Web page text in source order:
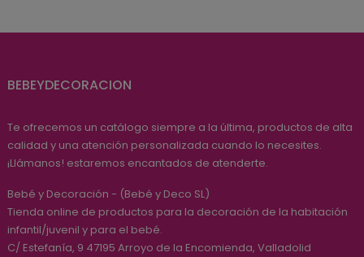
BEBEYDECORACION
Te ofrecemos un catálogo siempre a la última, productos de alta
calidad y una atención personalizada cuando lo necesites.
¡Llámanos! estaremos encantados de atenderte.
Bebé y Decoración - (Bebé y Deco SL)
Tienda online de productos para la decoración de la habitación
infantil/juvenil y para el bebé.
C/ Estefanía, 9 47195 Arroyo de la Encomienda, Valladolid